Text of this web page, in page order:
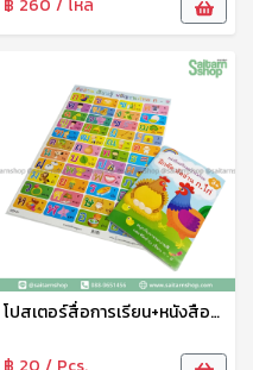
฿ 260 / โหล
โปสเตอร์สื่อการเรียน+หนังสือคละ6แบบ สพร.